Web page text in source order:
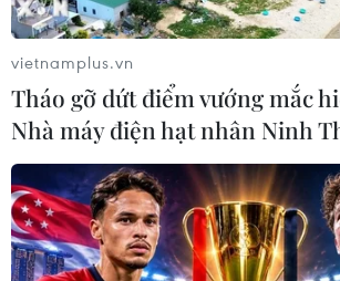
vietnamplus.vn
Tháo gỡ dứt điểm vướng mắc
Nhà máy điện hạt nhân Ninh